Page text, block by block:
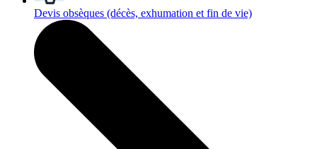
Devis obsèques (décès, exhumation et fin de vie)